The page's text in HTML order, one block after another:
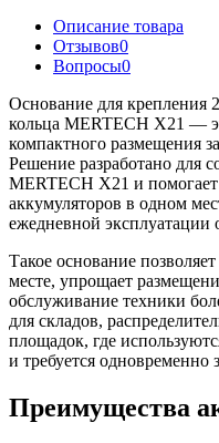
Описание товара
Отзывов0
Вопросы0
Основание для крепления
кольца MERTECH X21 —
компактного размещения
Решение разработано для
MERTECH X21 и помогает
аккумуляторов в одном
ежедневной эксплуатации
Такое основание
месте, упрощает
обслуживание техники
для складов,
площадок, где
и требуется одновременно
Преимущества